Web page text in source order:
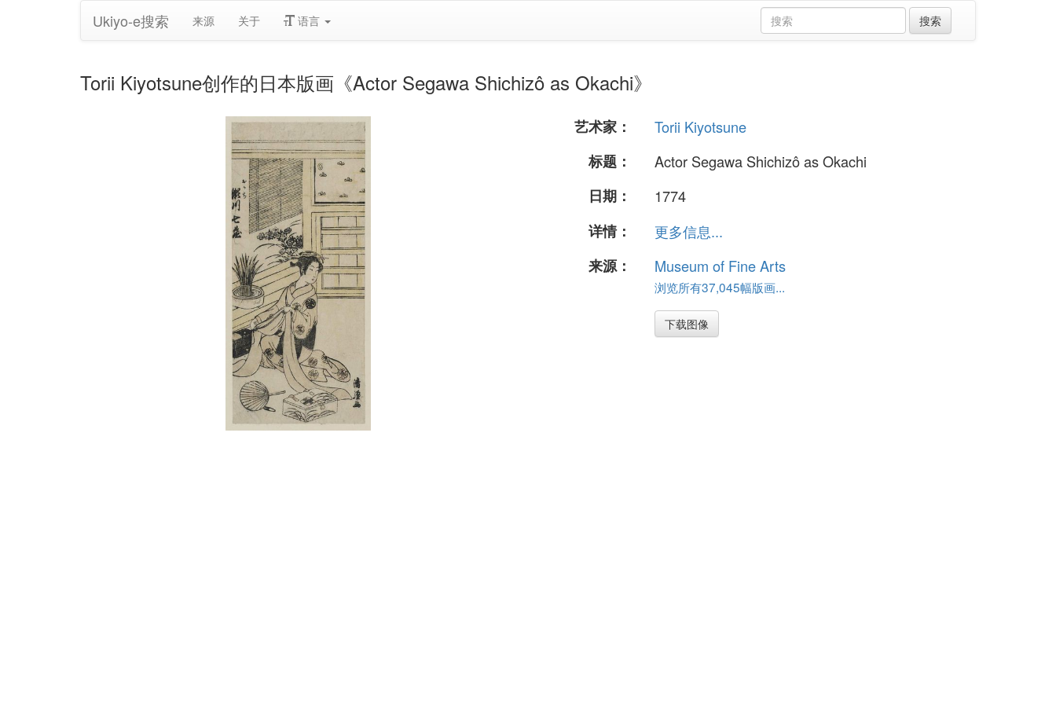
Ukiyo-e搜索 来源 关于 语言
Torii Kiyotsune创作的日本版画《Actor Segawa Shichizô as Okachi》
艺术家：
Torii Kiyotsune
标题：
Actor Segawa Shichizô as Okachi
日期：
1774
详情：
更多信息...
来源：
Museum of Fine Arts
浏览所有37,045幅版画...
下载图像